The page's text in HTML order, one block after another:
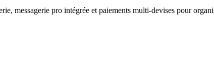
messagerie pro intégrée et paiements multi-devises pour